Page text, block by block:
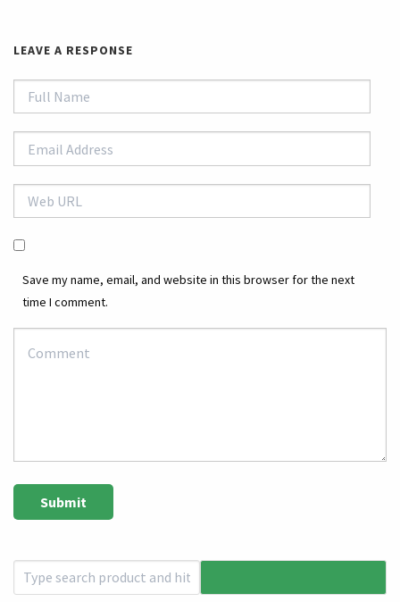
LEAVE A RESPONSE
Save my name, email, and website in this browser for the next
time I comment.